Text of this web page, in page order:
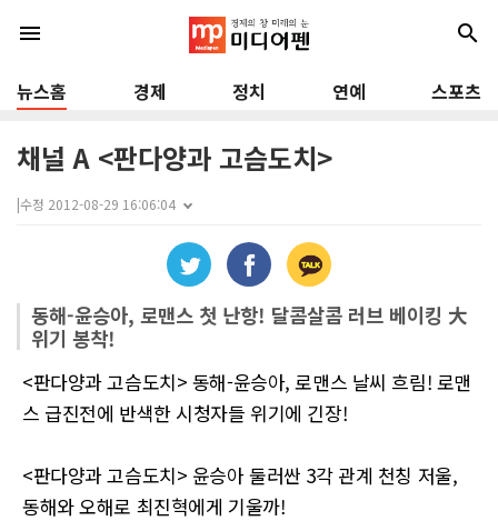
menu search
뉴스홈 경제 정치 연예 스포츠
채널 A <판다양과 고슴도치>
|수정 2012-08-29 16:06:04
동해-윤승아, 로맨스 첫 난항! 달콤살콤 러브 베이킹 大
위기 봉착!
<판다양과 고슴도치> 동해-윤승아, 로맨스 날씨 흐림! 로맨
스 급진전에 반색한 시청자들 위기에 긴장!
<판다양과 고슴도치> 윤승아 둘러싼 3각 관계 천칭 저울,
동해와 오해로 최진혁에게 기울까!